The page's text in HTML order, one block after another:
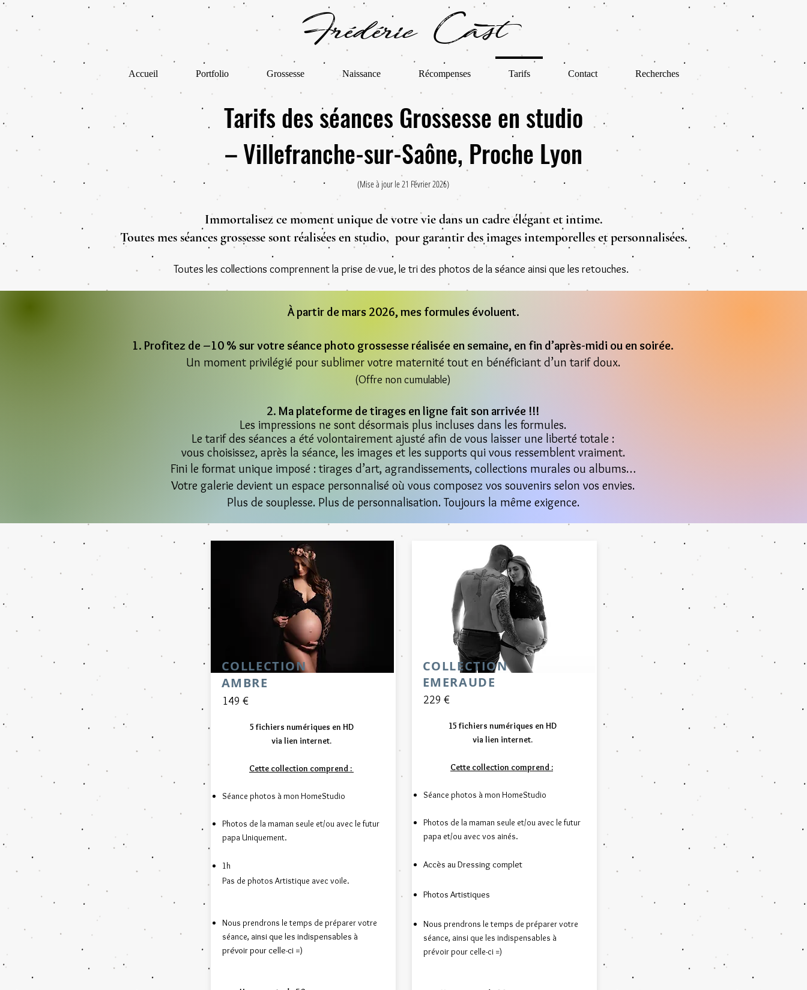
Frédéric Cast
Accueil Portfolio Grossesse Naissance Récompenses Tarifs Contact Recherches
Tarifs des séances Grossesse en studio
– Villefranche-sur-Saône, Proche Lyon
(Mise à jour le 21 Février 2026)
Immortalisez ce moment unique de votre vie dans un cadre élégant et intime.
Toutes mes séances grossesse sont réalisées en studio, pour garantir des images intemporelles et personnalisées.
Toutes les collections comprennent la prise de vue, le tri des photos de la séance ainsi que les retouches.
COLLECTION
AMBRE
149 €
5 fichiers numériques en HD
via lien internet.
Cette collection comprend : ​
Séance photos à mon HomeStudio
Photos de la maman seule et/ou avec le futur
papa Uniquement.
1h
Pas de photos Artistique avec voile.
Nous prendrons le temps de préparer votre
séance, ainsi que les indispensables à
prévoir pour celle-ci =)
COLLECTION
EMERAUDE
229 €
15 fichiers numériques en HD
via lien internet.
Cette collection comprend :
Séance photos à mon HomeStudio
Photos de la maman seule et/ou avec le futur
papa et/ou avec vos ainés.
Accès au Dressing complet
Photos Artistiques
Nous prendrons le temps de préparer votre
séance, ainsi que les indispensables à
prévoir pour celle-ci =)
À partir de mars 2026, mes formules évoluent.
1. Profitez de –10 % sur votre séance photo grossesse réalisée en semaine, en fin d’après-midi ou en soirée.
Un moment privilégié pour sublimer votre maternité tout en bénéficiant d’un tarif doux.
(Offre non cumulable)
2. Ma plateforme de tirages en ligne fait son arrivée !!!
Les impressions ne sont désormais plus incluses dans les formules.
Le tarif des séances a été volontairement ajusté afin de vous laisser une liberté totale :
vous choisissez, après la séance, les images et les supports qui vous ressemblent vraiment.
Fini le format unique imposé : tirages d’art, agrandissements, collections murales ou albums…
Votre galerie devient un espace personnalisé où vous composez vos souvenirs selon vos envies.
Plus de souplesse. Plus de personnalisation. Toujours la même exigence.